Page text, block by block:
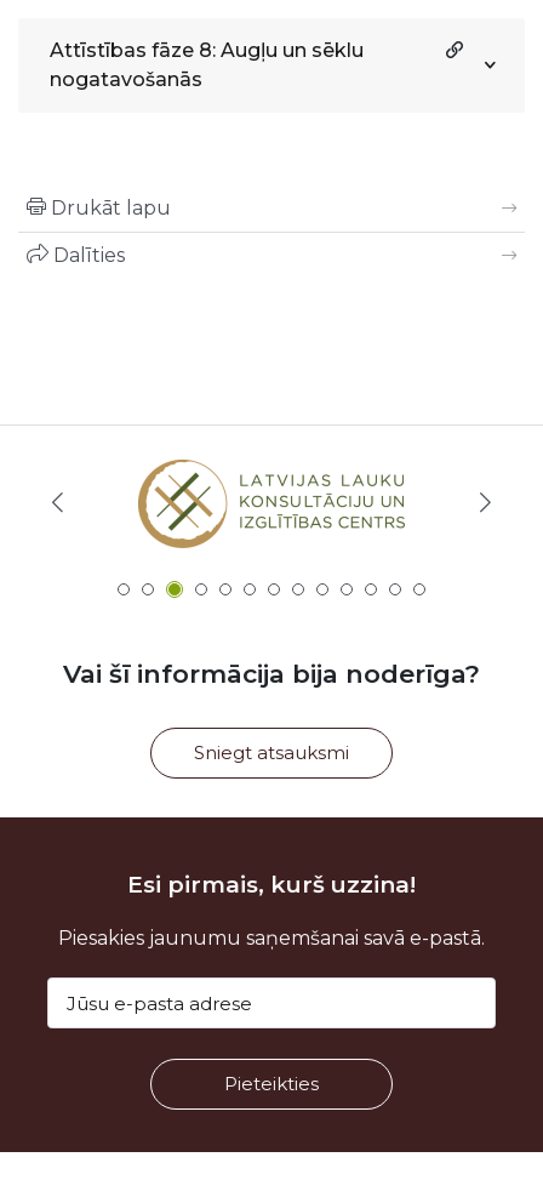
Attīstības fāze 8: Augļu un sēklu
nogatavošanās
Drukāt lapu
Dalīties
Vai šī informācija bija noderīga?
Sniegt atsauksmi
Esi pirmais, kurš uzzina!
Piesakies jaunumu saņemšanai savā e-pastā.